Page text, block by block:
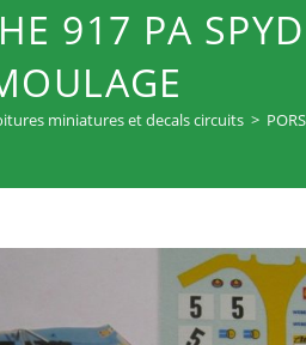
917 PA
miniatures et decals circuits >